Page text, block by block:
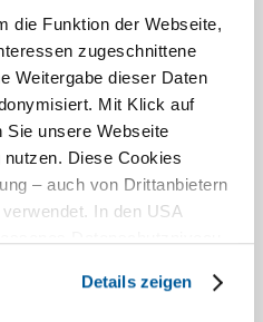
die Funktion der Webseite,
zugeschnittene
Weitergabe dieser Daten
Mit Klick auf
Sie unsere Webseite
Diese Cookies
– auch von Drittanbietern
In den USA
Anordnungen
Details zeigen
gezielt weiter und
einbeziehen.
Umfrage laden wir Sie
Anforderungen und
die Plattform künftig
benutzerfreundlicher
sich an alle
und nicht-
leistet einen wichtigen